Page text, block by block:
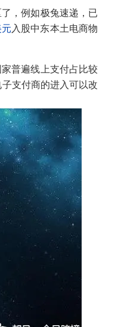
，例如极兔速递，已
入股中东本土电商物
普遍线上支付占比较
子支付商的进入可以改